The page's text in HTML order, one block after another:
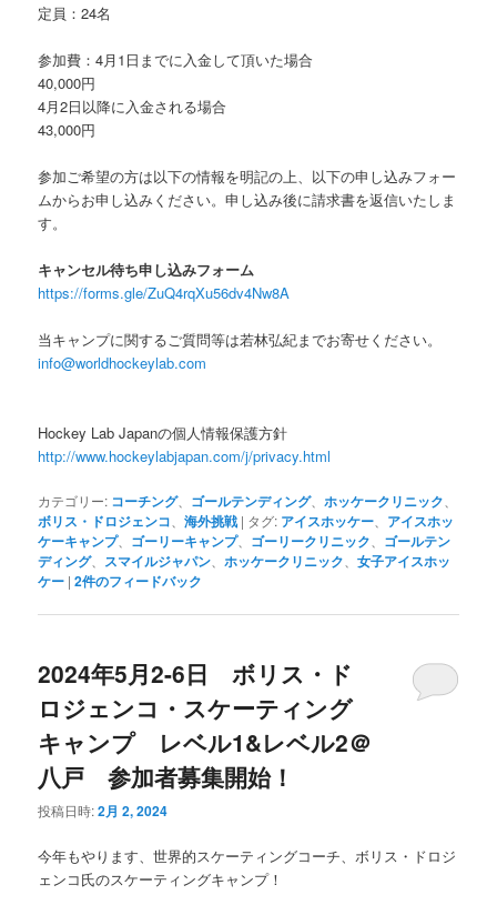
定員：24名
参加費：4月1日までに入金して頂いた場合
40,000円
4月2日以降に入金される場合
43,000円
参加ご希望の方は以下の情報を明記の上、以下の申し込みフォー
ムからお申し込みください。申し込み後に請求書を返信いたしま
す。
キャンセル待ち申し込みフォーム
https://forms.gle/ZuQ4rqXu56dv4Nw8A
当キャンプに関するご質問等は若林弘紀までお寄せください。
info@worldhockeylab.com
Hockey Lab Japanの個人情報保護方針
http://www.hockeylabjapan.com/j/privacy.html
カテゴリー: コーチング、 ゴールテンディング、ホッケークリニック
ボリス・ドロジェンコ 、海外挑戦 | タグ: アイスホッケー
アイスホッ
ケーキャンプ、 ゴーリーキャンプ、 ゴーリークリニック
ゴールテン
ディング、 スマイルジャパン 、ホッケークリニック 、女子アイスホッ
ケー |2件のフィードバック
2024年5月2-6日 ボリス・ド
ロジェンコ・スケーティング
キャンプ レベル1&レベル2＠
八戸 参加者募集開始！
投稿日時:2月 2, 2024
今年もやります、世界的スケーティングコーチ、ボリス・ドロジ
ェンコ氏のスケーティングキャンプ！